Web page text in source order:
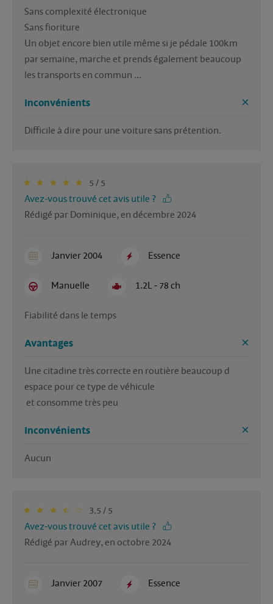
Sans complexité électronique
Sans fioriture
Un objet encore bien utile même si je pédale 100km
par semaine, marche et prends également beaucoup
les transports en commun ...
Inconvénients
Difficile à dire pour une voiture sans prétention.
5 / 5
Avez-vous trouvé cet avis utile ?
Rédigé par Dominique, en décembre 2024
Janvier 2004 Essence
Manuelle 1.2L - 78 ch
Fiabilité dans le temps
Avantages
Une citadine très correcte en routière beaucoup d
espace pour ce type de véhicule
et consomme très peu
Inconvénients
Aucun
3.5 / 5
Avez-vous trouvé cet avis utile ?
Rédigé par Audrey, en octobre 2024
Janvier 2007 Essence